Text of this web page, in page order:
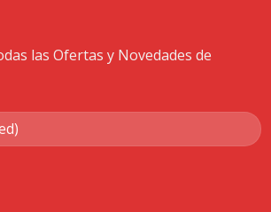
las Ofertas y Novedades de